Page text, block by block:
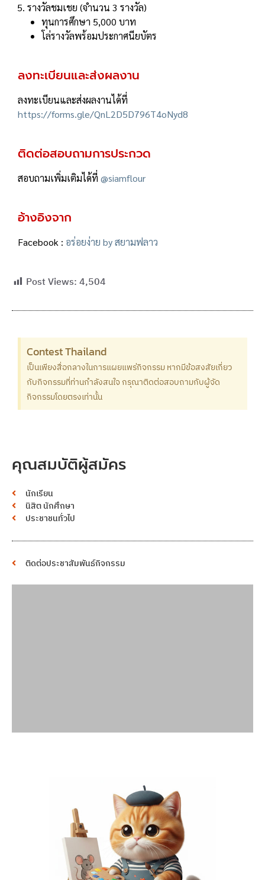
รางวัลชมเชย (จำนวน 3 รางวัล)
ทุนการศึกษา 5,000 บาท
โล่รางวัลพร้อมประกาศนียบัตร
ลงทะเบียนและส่งผลงาน
ลงทะเบียนและส่งผลงานได้ที่
https://forms.gle/QnL2D5D796T4oNyd8
ติดต่อสอบถามการประกวด
สอบถามเพิ่มเติมได้ที่ @siamflour
อ้างอิงจาก
Facebook : อร่อยง่าย by สยามฟลาว
Post Views:4,504
Contest Thailand
เป็นเพียงสื่อกลางในการแผยแพร่กิจกรรม หากมีข้อสงสัยเกี่ยว
กับกิจกรรมที่ท่านกำลังสนใจ กรุณาติดต่อสอบถามกับผู้จัด
กิจกรรมโดยตรงเท่านั้น
คุณสมบัติผู้สมัคร
นักเรียน
นิสิต นักศึกษา
ประชาชนทั่วไป
ติดต่อประชาสัมพันธ์กิจกรรม